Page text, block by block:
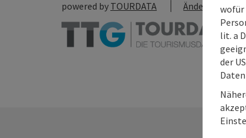
powered by TOURDATA Änderungwofür
lit. a
der